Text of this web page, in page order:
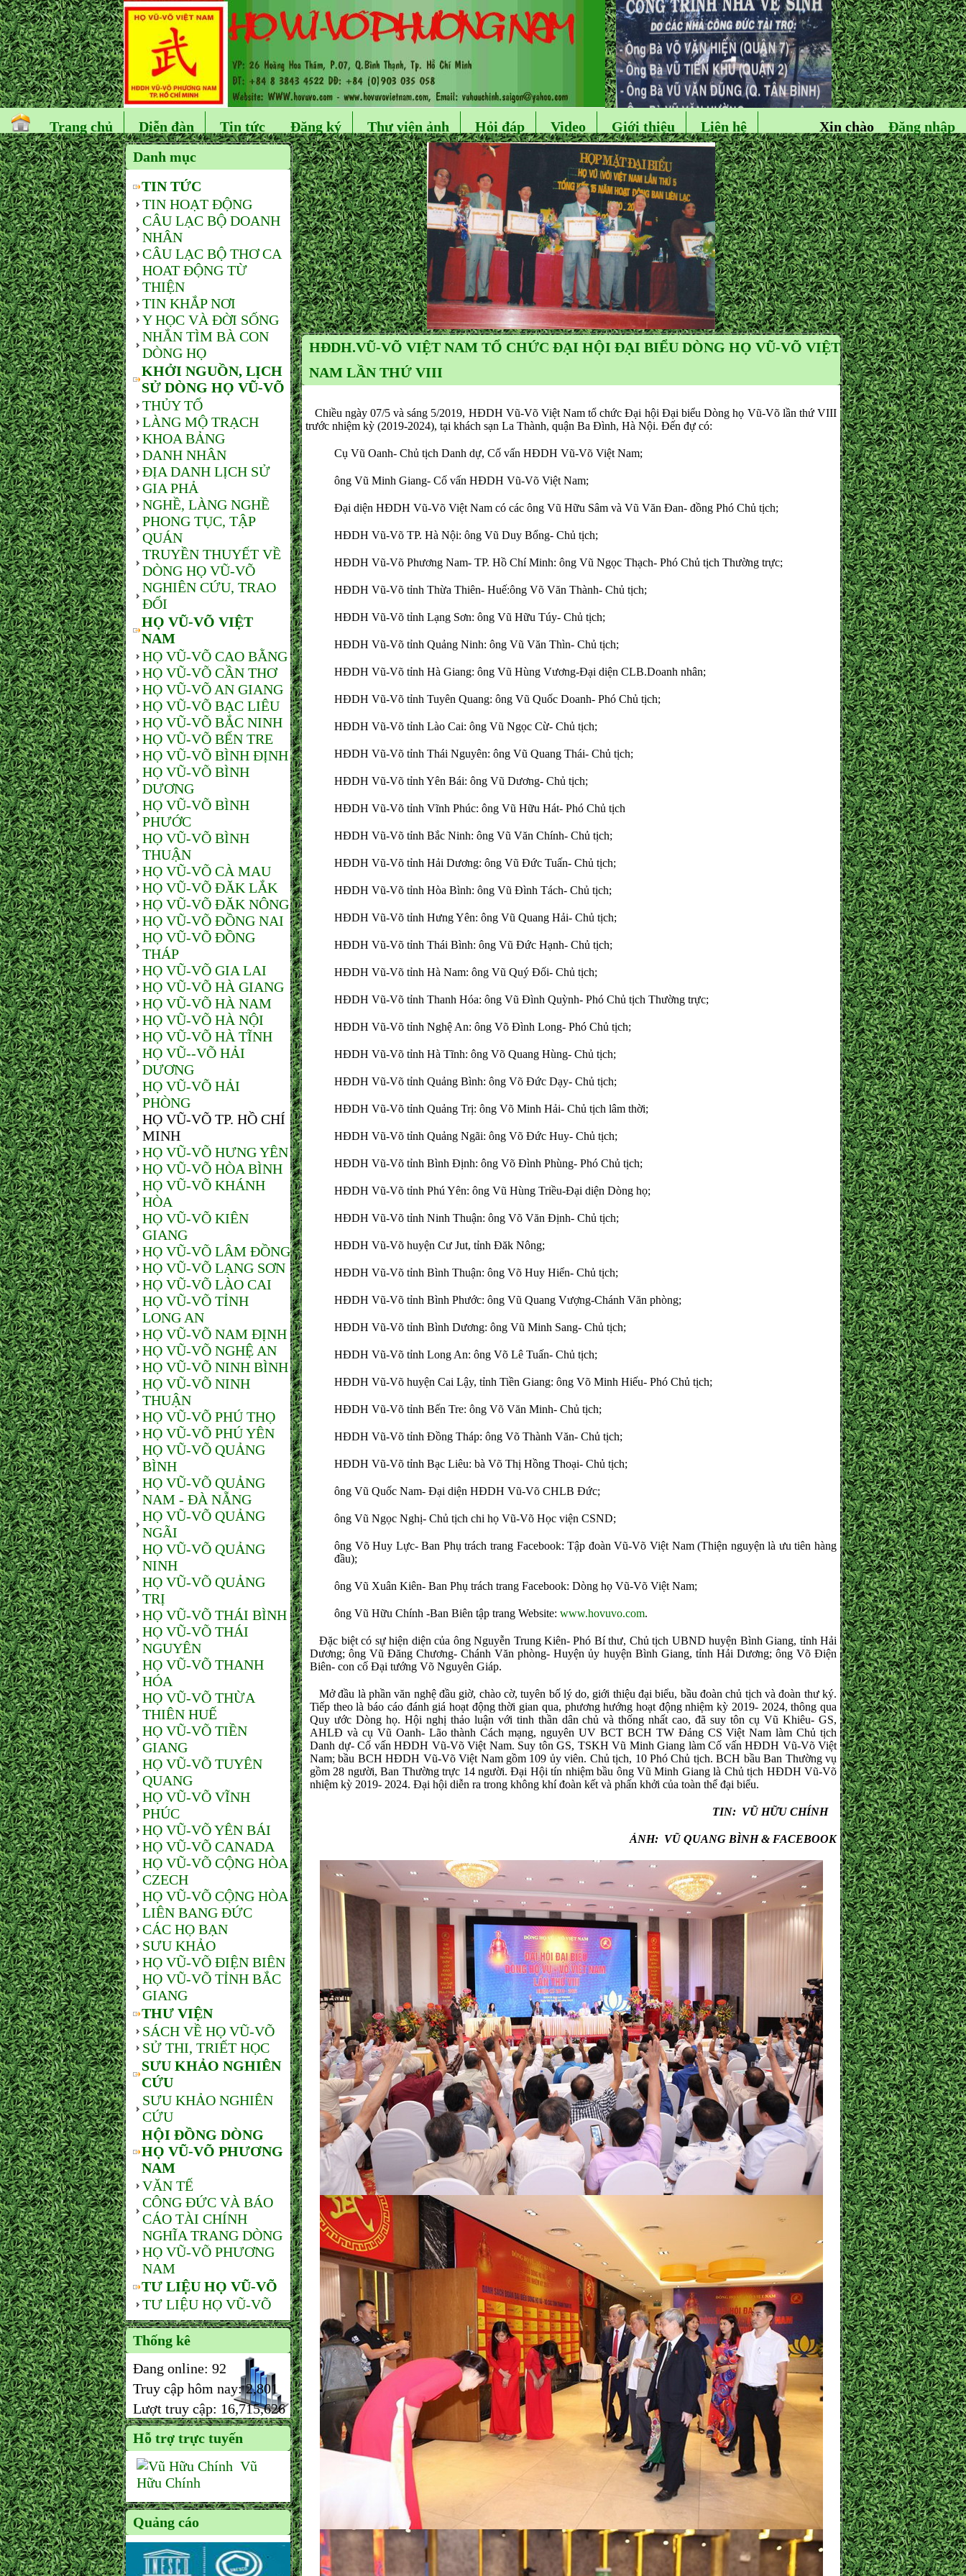
Trang chủ Diễn đàn Tin tức Đăng ký Thư viện ảnh Hỏi đáp Video Giới thiệu Liên hệ Đăng nhập
Xin chào
Danh mục
TIN TỨC
TIN HOẠT ĐỘNG
CÂU LẠC BỘ DOANH
NHÂN
CÂU LẠC BỘ THƠ CA
HOAT ĐỘNG TỪ
THIỆN
TIN KHẮP NƠI
Y HỌC VÀ ĐỜI SỐNG
NHẮN TÌM BÀ CON
DÒNG HỌ
KHỞI NGUỒN, LỊCH
SỬ DÒNG HỌ VŨ-VÕ
THỦY TỔ
LÀNG MỘ TRẠCH
KHOA BẢNG
DANH NHÂN
ĐỊA DANH LỊCH SỬ
GIA PHẢ
NGHỀ, LÀNG NGHỀ
PHONG TỤC, TẬP
QUÁN
TRUYỀN THUYẾT VỀ
DÒNG HỌ VŨ-VÕ
NGHIÊN CỨU, TRAO
ĐỔI
HỌ VŨ-VÕ VIỆT
NAM
HỌ VŨ-VÕ CAO BẰNG
HỌ VŨ-VÕ CẦN THƠ
HỌ VŨ-VÕ AN GIANG
HỌ VŨ-VÕ BẠC LIÊU
HỌ VŨ-VÕ BẮC NINH
HỌ VŨ-VÕ BẾN TRE
HỌ VŨ-VÕ BÌNH ĐỊNH
HỌ VŨ-VÕ BÌNH
DƯƠNG
HỌ VŨ-VÕ BÌNH
PHƯỚC
HỌ VŨ-VÕ BÌNH
THUẬN
HỌ VŨ-VÕ CÀ MAU
HỌ VŨ-VÕ ĐĂK LẮK
HỌ VŨ-VÕ ĐĂK NÔNG
HỌ VŨ-VÕ ĐỒNG NAI
HỌ VŨ-VÕ ĐỒNG
THÁP
HỌ VŨ-VÕ GIA LAI
HỌ VŨ-VÕ HÀ GIANG
HỌ VŨ-VÕ HÀ NAM
HỌ VŨ-VÕ HÀ NỘI
HỌ VŨ-VÕ HÀ TĨNH
HỌ VŨ--VÕ HẢI
DƯƠNG
HỌ VŨ-VÕ HẢI
PHÒNG
HỌ VŨ-VÕ TP. HỒ CHÍ
MINH
HỌ VŨ-VÕ HƯNG YÊN
HỌ VŨ-VÕ HÒA BÌNH
HỌ VŨ-VÕ KHÁNH
HÒA
HỌ VŨ-VÕ KIÊN
GIANG
HỌ VŨ-VÕ LÂM ĐỒNG
HỌ VŨ-VÕ LẠNG SƠN
HỌ VŨ-VÕ LÀO CAI
HỌ VŨ-VÕ TỈNH
LONG AN
HỌ VŨ-VÕ NAM ĐỊNH
HỌ VŨ-VÕ NGHỆ AN
HỌ VŨ-VÕ NINH BÌNH
HỌ VŨ-VÕ NINH
THUẬN
HỌ VŨ-VÕ PHÚ THỌ
HỌ VŨ-VÕ PHÚ YÊN
HỌ VŨ-VÕ QUẢNG
BÌNH
HỌ VŨ-VÕ QUẢNG
NAM - ĐÀ NẴNG
HỌ VŨ-VÕ QUẢNG
NGÃI
HỌ VŨ-VÕ QUẢNG
NINH
HỌ VŨ-VÕ QUẢNG
TRỊ
HỌ VŨ-VÕ THÁI BÌNH
HỌ VŨ-VÕ THÁI
NGUYÊN
HỌ VŨ-VÕ THANH
HÓA
HỌ VŨ-VÕ THỪA
THIÊN HUẾ
HỌ VŨ-VÕ TIỀN
GIANG
HỌ VŨ-VÕ TUYÊN
QUANG
HỌ VŨ-VÕ VĨNH
PHÚC
HỌ VŨ-VÕ YÊN BÁI
HỌ VŨ-VÕ CANADA
HỌ VŨ-VÕ CỘNG HÒA
CZECH
HỌ VŨ-VÕ CỘNG HÒA
LIÊN BANG ĐỨC
CÁC HỌ BẠN
SƯU KHẢO
HỌ VŨ-VÕ ĐIỆN BIÊN
HỌ VŨ-VÕ TỈNH BẮC
GIANG
THƯ VIỆN
SÁCH VỀ HỌ VŨ-VÕ
SỬ THI, TRIẾT HỌC
SƯU KHẢO NGHIÊN
CỨU
SƯU KHẢO NGHIÊN
CỨU
HỘI ĐỒNG DÒNG
HỌ VŨ-VÕ PHƯƠNG
NAM
VĂN TẾ
CÔNG ĐỨC VÀ BÁO
CÁO TÀI CHÍNH
NGHĨA TRANG DÒNG
HỌ VŨ-VÕ PHƯƠNG
NAM
TƯ LIỆU HỌ VŨ-VÕ
TƯ LIỆU HỌ VŨ-VÕ
Thống kê
Đang online: 92
Truy cập hôm nay:2,801
Lượt truy cập: 16,715,626
Hỗ trợ trực tuyến
Vũ
Hữu Chính
Quảng cáo
HĐDH.VŨ-VÕ VIỆT NAM TỔ CHỨC ĐẠI HỘI ĐẠI BIỂU DÒNG HỌ VŨ-VÕ VIỆT
NAM LẦN THỨ VIII
Chiều ngày 07/5 và sáng 5/2019, HĐDH Vũ-Võ Việt Nam tổ chức Đại hội Đại biểu Dòng họ Vũ-Võ lần thứ VIII
trước nhiệm kỳ (2019-2024), tại khách sạn La Thành, quận Ba Đình, Hà Nội. Đến đự có:
Cụ Vũ Oanh- Chủ tịch Danh dự, Cố vấn HĐDH Vũ-Võ Việt Nam;
ông Vũ Minh Giang- Cố vấn HĐDH Vũ-Võ Việt Nam;
Đại diện HĐDH Vũ-Võ Việt Nam có các ông Vũ Hữu Sâm và Vũ Văn Đan- đồng Phó Chủ tịch;
HĐDH Vũ-Võ TP. Hà Nội: ông Vũ Duy Bổng- Chủ tịch;
HĐDH Vũ-Võ Phương Nam- TP. Hồ Chí Minh: ông Vũ Ngọc Thạch- Phó Chủ tịch Thường trực;
HĐDH Vũ-Võ tỉnh Thừa Thiên- Huế:ông Võ Văn Thành- Chủ tịch;
HĐDH Vũ-Võ tỉnh Lạng Sơn: ông Vũ Hữu Túy- Chủ tịch;
HĐDH Vũ-Võ tỉnh Quảng Ninh: ông Vũ Văn Thìn- Chủ tịch;
HĐDH Vũ-Võ tỉnh Hà Giang: ông Vũ Hùng Vương-Đại diện CLB.Doanh nhân;
HĐDH Vũ-Võ tỉnh Tuyên Quang: ông Vũ Quốc Doanh- Phó Chủ tịch;
HĐDH Vũ-Võ tỉnh Lào Cai: ông Vũ Ngọc Cừ- Chủ tịch;
HĐDH Vũ-Võ tỉnh Thái Nguyên: ông Vũ Quang Thái- Chủ tịch;
HĐDH Vũ-Võ tỉnh Yên Bái: ông Vũ Dương- Chủ tịch;
HĐDH Vũ-Võ tỉnh Vĩnh Phúc: ông Vũ Hữu Hát- Phó Chủ tịch
HĐDH Vũ-Võ tỉnh Bắc Ninh: ông Vũ Văn Chính- Chủ tịch;
HĐDH Vũ-Võ tỉnh Hải Dương: ông Vũ Đức Tuấn- Chủ tịch;
HĐDH Vũ-Võ tỉnh Hòa Bình: ông Vũ Đình Tách- Chủ tịch;
HĐDH Vũ-Võ tỉnh Hưng Yên: ông Vũ Quang Hải- Chủ tịch;
HĐDH Vũ-Võ tỉnh Thái Bình: ông Vũ Đức Hạnh- Chủ tịch;
HĐDH Vũ-Võ tỉnh Hà Nam: ông Vũ Quý Đối- Chủ tịch;
HĐDH Vũ-Võ tỉnh Thanh Hóa: ông Vũ Đình Quỳnh- Phó Chủ tịch Thường trực;
HĐDH Vũ-Võ tỉnh Nghệ An: ông Võ Đình Long- Phó Chủ tịch;
HĐDH Vũ-Võ tỉnh Hà Tĩnh: ông Võ Quang Hùng- Chủ tịch;
HĐDH Vũ-Võ tỉnh Quảng Bình: ông Võ Đức Dạy- Chủ tịch;
HĐDH Vũ-Võ tỉnh Quảng Trị: ông Võ Minh Hải- Chủ tịch lâm thời;
HĐDH Vũ-Võ tỉnh Quảng Ngãi: ông Võ Đức Huy- Chủ tịch;
HĐDH Vũ-Võ tỉnh Bình Định: ông Võ Đình Phùng- Phó Chủ tịch;
HĐDH Vũ-Võ tỉnh Phú Yên: ông Vũ Hùng Triều-Đại diện Dòng họ;
HĐDH Vũ-Võ tỉnh Ninh Thuận: ông Võ Văn Định- Chủ tịch;
HĐDH Vũ-Võ huyện Cư Jut, tỉnh Đăk Nông;
HĐDH Vũ-Võ tỉnh Bình Thuận: ông Võ Huy Hiển- Chủ tịch;
HĐDH Vũ-Võ tỉnh Bình Phước: ông Vũ Quang Vượng-Chánh Văn phòng;
HĐDH Vũ-Võ tỉnh Bình Dương: ông Vũ Minh Sang- Chủ tịch;
HĐDH Vũ-Võ tỉnh Long An: ông Võ Lê Tuấn- Chủ tịch;
HĐDH Vũ-Võ huyện Cai Lậy, tỉnh Tiền Giang: ông Võ Minh Hiếu- Phó Chủ tịch;
HĐDH Vũ-Võ tỉnh Bến Tre: ông Võ Văn Minh- Chủ tịch;
HĐDH Vũ-Võ tỉnh Đồng Tháp: ông Võ Thành Văn- Chủ tịch;
HĐDH Vũ-Võ tỉnh Bạc Liêu: bà Võ Thị Hồng Thoại- Chủ tịch;
ông Vũ Quốc Nam- Đại diện HĐDH Vũ-Võ CHLB Đức;
ông Vũ Ngọc Nghị- Chủ tịch chi họ Vũ-Võ Học viện CSND;
ông Võ Huy Lực- Ban Phụ trách trang Facebook: Tập đoàn Vũ-Võ Việt Nam (Thiện nguyện là ưu tiên hàng
đầu);
ông Vũ Xuân Kiên- Ban Phụ trách trang Facebook: Dòng họ Vũ-Võ Việt Nam;
ông Vũ Hữu Chính -Ban Biên tập trang Website: www.hovuvo.com.
Đặc biệt có sự hiện diện của ông Nguyễn Trung Kiên- Phó Bí thư, Chủ tịch UBND huyện Bình Giang, tỉnh Hải
Dương; ông Vũ Đăng Chương- Chánh Văn phòng- Huyện ủy huyện Bình Giang, tỉnh Hải Dương; ông Võ Điện
Biên- con cố Đại tướng Võ Nguyên Giáp.
Mở đầu là phần văn nghệ đầu giờ, chào cờ, tuyên bố lý do, giới thiệu đại biểu, bầu đoàn chủ tịch và đoàn thư ký.
Tiếp theo là báo cáo đánh giá hoạt động thời gian qua, phương hướng hoạt động nhiệm kỳ 2019- 2024, thông qua
Quy ước Dòng họ. Hội nghị thảo luận với tinh thần dân chủ và thống nhất cao, đã suy tôn cụ Vũ Khiêu- GS,
AHLĐ và cụ Vũ Oanh- Lão thành Cách mạng, nguyên UV BCT BCH TW Đảng CS Việt Nam làm Chủ tịch
Danh dự- Cố vấn HĐDH Vũ-Võ Việt Nam. Suy tôn GS, TSKH Vũ Minh Giang làm Cố vấn HĐDH Vũ-Võ Việt
Nam; bầu BCH HĐDH Vũ-Võ Việt Nam gồm 109 ủy viên. Chủ tịch, 10 Phó Chủ tịch. BCH bầu Ban Thường vụ
gồm 28 người, Ban Thường trực 14 người. Đại Hội tín nhiệm bầu ông Vũ Minh Giang là Chủ tịch HĐDH Vũ-Võ
nhiệm kỳ 2019- 2024. Đại hội diễn ra trong không khí đoàn kết và phấn khởi của toàn thể đại biểu.
TIN: VŨ HỮU CHÍNH
ẢNH: VŨ QUANG BÌNH & FACEBOOK